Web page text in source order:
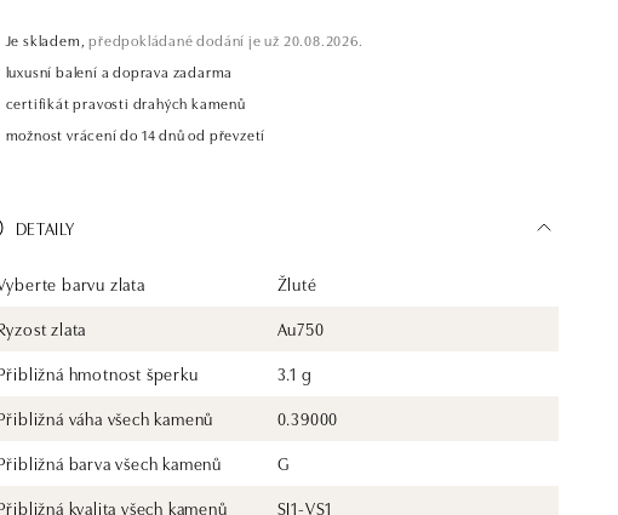
Je skladem, předpokládané dodání je už 20.08.2026.
luxusní balení a doprava zadarma
certifikát pravosti drahých kamenů
možnost vrácení do 14 dnů od převzetí
DETAILY
barvu zlata
Žluté
zlata
Au750
hmotnost šperku
3.1 g
váha všech kamenů
0.39000
barva všech kamenů
G
kvalita všech kamenů
SI1-VS1